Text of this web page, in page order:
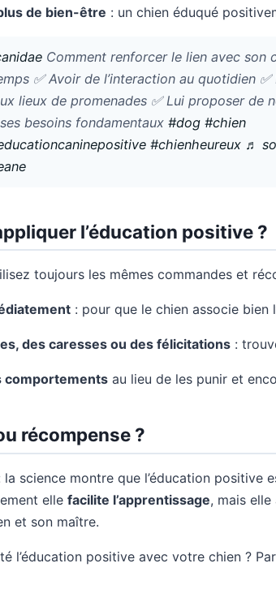
de bien-être : un chien éduqué
Comment renforcer le lien avec son
✅ Avoir de l’interaction au quotidien ✅
lieux de promenades ✅ Lui proposer de
besoins fondamentaux #dog #chien
#chienheureux ♬
l’éducation positive ?
toujours les mêmes commandes et
: pour que le chien associe bien
des caresses ou des félicitations :
comportements au lieu de les punir et
récompense ?
la science montre que l’éducation positive
elle facilite l’apprentissage, mais elle
et son maître.
l’éducation positive avec votre chien ?